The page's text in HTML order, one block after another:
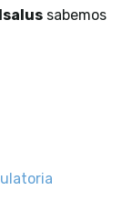
sabemos